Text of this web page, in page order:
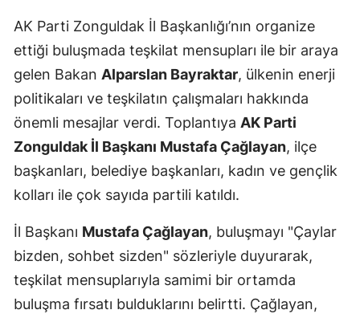
AK Parti Zonguldak İl Başkanlığı’nın organize
ettiği buluşmada teşkilat mensupları ile bir araya
gelen Bakan Alparslan Bayraktar, ülkenin enerji
politikaları ve teşkilatın çalışmaları hakkında
önemli mesajlar verdi. Toplantıya AK Parti
Zonguldak İl Başkanı Mustafa Çağlayan, ilçe
başkanları, belediye başkanları, kadın ve gençlik
kolları ile çok sayıda partili katıldı.
İl Başkanı Mustafa Çağlayan, buluşmayı "Çaylar
bizden, sohbet sizden" sözleriyle duyurarak,
teşkilat mensuplarıyla samimi bir ortamda
buluşma fırsatı bulduklarını belirtti. Çağlayan,